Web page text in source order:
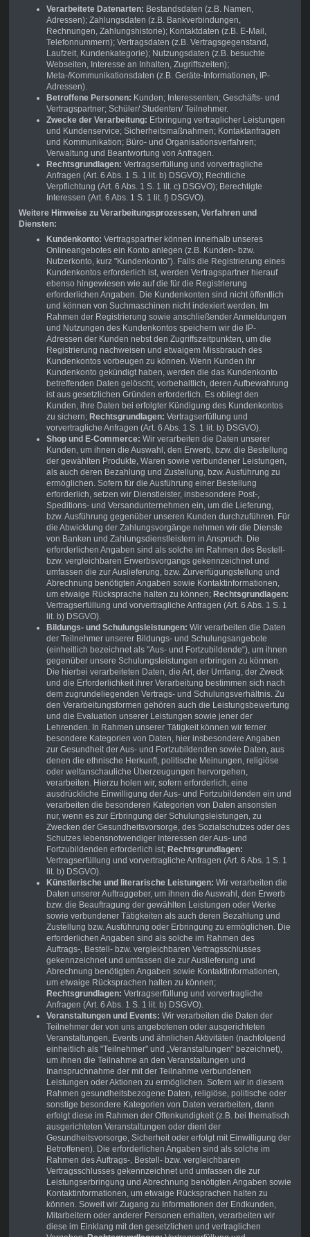
Verarbeitete Datenarten: Bestandsdaten (z.B. Namen,
Adressen); Zahlungsdaten (z.B. Bankverbindungen,
Rechnungen, Zahlungshistorie); Kontaktdaten (z.B. E-Mail,
Telefonnummern); Vertragsdaten (z.B. Vertragsgegenstand,
Laufzeit, Kundenkategorie); Nutzungsdaten (z.B. besuchte
Webseiten, Interesse an Inhalten, Zugriffszeiten);
Meta-/Kommunikationsdaten (z.B. Geräte-Informationen, IP-
Adressen).
Betroffene Personen: Kunden; Interessenten; Geschäfts- und
Vertragspartner; Schüler/ Studenten/ Teilnehmer.
Zwecke der Verarbeitung: Erbringung vertraglicher Leistungen
und Kundenservice; Sicherheitsmaßnahmen; Kontaktanfragen
und Kommunikation; Büro- und Organisationsverfahren;
Verwaltung und Beantwortung von Anfragen.
Rechtsgrundlagen: Vertragserfüllung und vorvertragliche
Anfragen (Art. 6 Abs. 1 S. 1 lit. b) DSGVO); Rechtliche
Verpflichtung (Art. 6 Abs. 1 S. 1 lit. c) DSGVO); Berechtigte
Interessen (Art. 6 Abs. 1 S. 1 lit. f) DSGVO).
Weitere Hinweise zu Verarbeitungsprozessen, Verfahren und
Diensten:
Kundenkonto: Vertragspartner können innerhalb unseres
Onlineangebotes ein Konto anlegen (z.B. Kunden- bzw.
Nutzerkonto, kurz "Kundenkonto"). Falls die Registrierung eines
Kundenkontos erforderlich ist, werden Vertragspartner hierauf
ebenso hingewiesen wie auf die für die Registrierung
erforderlichen Angaben. Die Kundenkonten sind nicht öffentlich
und können von Suchmaschinen nicht indexiert werden. Im
Rahmen der Registrierung sowie anschließender Anmeldungen
und Nutzungen des Kundenkontos speichern wir die IP-
Adressen der Kunden nebst den Zugriffszeitpunkten, um die
Registrierung nachweisen und etwaigem Missbrauch des
Kundenkontos vorbeugen zu können. Wenn Kunden ihr
Kundenkonto gekündigt haben, werden die das Kundenkonto
betreffenden Daten gelöscht, vorbehaltlich, deren Aufbewahrung
ist aus gesetzlichen Gründen erforderlich. Es obliegt den
Kunden, ihre Daten bei erfolgter Kündigung des Kundenkontos
zu sichern; Rechtsgrundlagen: Vertragserfüllung und
vorvertragliche Anfragen (Art. 6 Abs. 1 S. 1 lit. b) DSGVO).
Shop und E-Commerce: Wir verarbeiten die Daten unserer
Kunden, um ihnen die Auswahl, den Erwerb, bzw. die Bestellung
der gewählten Produkte, Waren sowie verbundener Leistungen,
als auch deren Bezahlung und Zustellung, bzw. Ausführung zu
ermöglichen. Sofern für die Ausführung einer Bestellung
erforderlich, setzen wir Dienstleister, insbesondere Post-,
Speditions- und Versandunternehmen ein, um die Lieferung,
bzw. Ausführung gegenüber unseren Kunden durchzuführen. Für
die Abwicklung der Zahlungsvorgänge nehmen wir die Dienste
von Banken und Zahlungsdienstleistern in Anspruch. Die
erforderlichen Angaben sind als solche im Rahmen des Bestell-
bzw. vergleichbaren Erwerbsvorgangs gekennzeichnet und
umfassen die zur Auslieferung, bzw. Zurverfügungstellung und
Abrechnung benötigten Angaben sowie Kontaktinformationen,
um etwaige Rücksprache halten zu können; Rechtsgrundlagen:
Vertragserfüllung und vorvertragliche Anfragen (Art. 6 Abs. 1 S. 1
lit. b) DSGVO).
Bildungs- und Schulungsleistungen: Wir verarbeiten die Daten
der Teilnehmer unserer Bildungs- und Schulungsangebote
(einheitlich bezeichnet als "Aus- und Fortzubildende“), um ihnen
gegenüber unsere Schulungsleistungen erbringen zu können.
Die hierbei verarbeiteten Daten, die Art, der Umfang, der Zweck
und die Erforderlichkeit ihrer Verarbeitung bestimmen sich nach
dem zugrundeliegenden Vertrags- und Schulungsverhältnis. Zu
den Verarbeitungsformen gehören auch die Leistungsbewertung
und die Evaluation unserer Leistungen sowie jener der
Lehrenden. In Rahmen unserer Tätigkeit können wir ferner
besondere Kategorien von Daten, hier insbesondere Angaben
zur Gesundheit der Aus- und Fortzubildenden sowie Daten, aus
denen die ethnische Herkunft, politische Meinungen, religiöse
oder weltanschauliche Überzeugungen hervorgehen,
verarbeiten. Hierzu holen wir, sofern erforderlich, eine
ausdrückliche Einwilligung der Aus- und Fortzubildenden ein und
verarbeiten die besonderen Kategorien von Daten ansonsten
nur, wenn es zur Erbringung der Schulungsleistungen, zu
Zwecken der Gesundheitsvorsorge, des Sozialschutzes oder des
Schutzes lebensnotwendiger Interessen der Aus- und
Fortzubildenden erforderlich ist; Rechtsgrundlagen:
Vertragserfüllung und vorvertragliche Anfragen (Art. 6 Abs. 1 S. 1
lit. b) DSGVO).
Künstlerische und literarische Leistungen: Wir verarbeiten die
Daten unserer Auftraggeber, um ihnen die Auswahl, den Erwerb
bzw. die Beauftragung der gewählten Leistungen oder Werke
sowie verbundener Tätigkeiten als auch deren Bezahlung und
Zustellung bzw. Ausführung oder Erbringung zu ermöglichen. Die
erforderlichen Angaben sind als solche im Rahmen des
Auftrags-, Bestell- bzw. vergleichbaren Vertragsschlusses
gekennzeichnet und umfassen die zur Auslieferung und
Abrechnung benötigten Angaben sowie Kontaktinformationen,
um etwaige Rücksprachen halten zu können;
Rechtsgrundlagen: Vertragserfüllung und vorvertragliche
Anfragen (Art. 6 Abs. 1 S. 1 lit. b) DSGVO).
Veranstaltungen und Events: Wir verarbeiten die Daten der
Teilnehmer der von uns angebotenen oder ausgerichteten
Veranstaltungen, Events und ähnlichen Aktivitäten (nachfolgend
einheitlich als "Teilnehmer" und „Veranstaltungen“ bezeichnet),
um ihnen die Teilnahme an den Veranstaltungen und
Inanspruchnahme der mit der Teilnahme verbundenen
Leistungen oder Aktionen zu ermöglichen. Sofern wir in diesem
Rahmen gesundheitsbezogene Daten, religiöse, politische oder
sonstige besondere Kategorien von Daten verarbeiten, dann
erfolgt diese im Rahmen der Offenkundigkeit (z.B. bei thematisch
ausgerichteten Veranstaltungen oder dient der
Gesundheitsvorsorge, Sicherheit oder erfolgt mit Einwilligung der
Betroffenen). Die erforderlichen Angaben sind als solche im
Rahmen des Auftrags-, Bestell- bzw. vergleichbaren
Vertragsschlusses gekennzeichnet und umfassen die zur
Leistungserbringung und Abrechnung benötigten Angaben sowie
Kontaktinformationen, um etwaige Rücksprachen halten zu
können. Soweit wir Zugang zu Informationen der Endkunden,
Mitarbeitern oder anderer Personen erhalten, verarbeiten wir
diese im Einklang mit den gesetzlichen und vertraglichen